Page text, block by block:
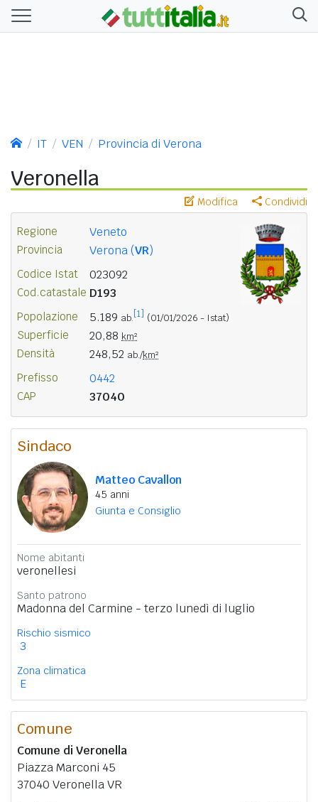
IT VEN Provincia di Verona
Veronella
Modifica Condividi
Regione Veneto
Provincia Verona (VR)
Codice Istat 023092
Cod.catastale D193
Popolazione 5.189 ab. [1] (01/01/2026 - Istat)
Superficie 20,88 km²
Densità 248,52 ab./km²
Prefisso 0442
CAP 37040
Sindaco
Matteo Cavallon
45 anni
Giunta e Consiglio
Nome abitanti
veronellesi
Santo patrono
Madonna del Carmine - terzo lunedì di luglio
Rischio sismico
3
Zona climatica
E
Comune
Comune di Veronella
Piazza Marconi 45
37040 Veronella VR